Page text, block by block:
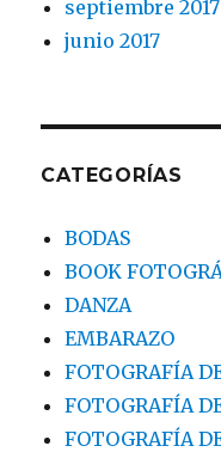
septiembre 2017
junio 2017
CATEGORÍAS
BODAS
BOOK
DANZA
EMBARAZO
FOTOGRAFÍA
FOTOGRAFÍA
FOTOGRAFÍA